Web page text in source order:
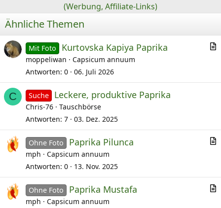
(Werbung, Affiliate-Links)
Ähnliche Themen
i
Mit Foto Kurtovska Kapiya Paprika
moppeliwan
Capsicum annuum
Antworten 0 06. Juli 2026
C Suche Leckere, produktive Paprika
Chris-76
Tauschbörse
Antworten 7 03. Dez. 2025
i
Ohne Foto Paprika Pilunca
mph
Capsicum annuum
Antworten 0 13. Nov. 2025
Ohne Foto Paprika Mustafa
mph
Capsicum annuum